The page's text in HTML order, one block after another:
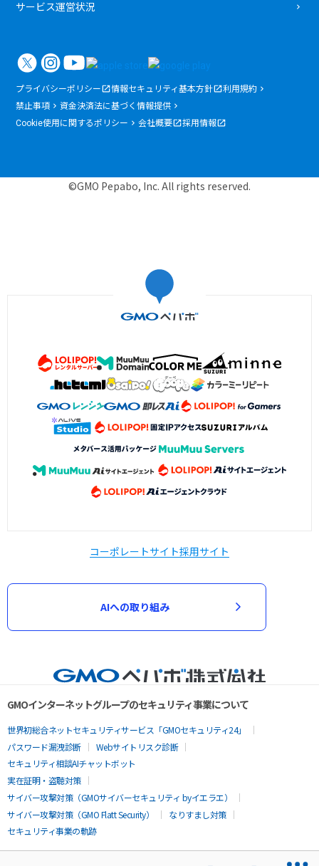
サービス運営状況
プライバシーポリシー 情報セキュリティ基本方針
利用規約
禁止事項
資金決済法に基づく情報提供
Cookie使用に関するポリシー
会社概要 採用情報
©GMO Pepabo, Inc. All rights reserved.
コーポレートサイト採用サイト
AIへの取り組み
GMOインターネットグループのセキュリティ事業について
世界初総合ネットセキュリティサービス「GMOセキュリティ24」
パスワード漏洩診断
Webサイトリスク診断
セキュリティ相談AIチャットボット
実在証明・盗聴対策
サイバー攻撃対策（GMOサイバーセキュリティ byイエラエ）
サイバー攻撃対策（GMO Flatt Security）
なりすまし対策
セキュリティ事業の軌跡